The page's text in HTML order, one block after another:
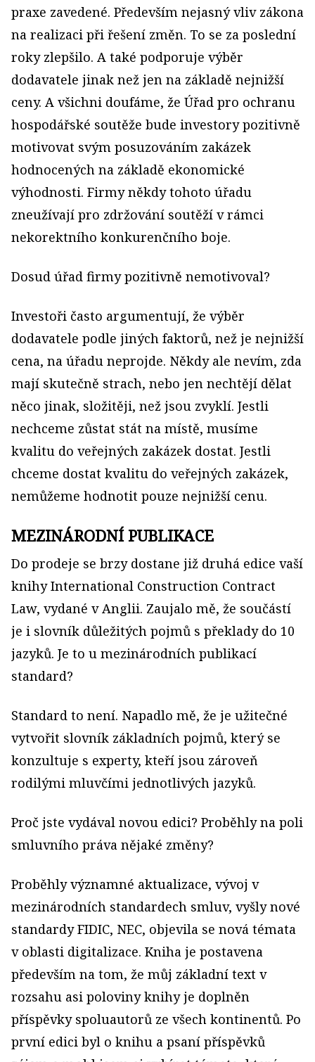
praxe zavedené. Především nejasný vliv zákona
na realizaci při řešení změn. To se za poslední
roky zlepšilo. A také podporuje výběr
dodavatele jinak než jen na základě nejnižší
ceny. A všichni doufáme, že Úřad pro ochranu
hospodářské soutěže bude investory pozitivně
motivovat svým posuzováním zakázek
hodnocených na základě ekonomické
výhodnosti. Firmy někdy tohoto úřadu
zneužívají pro zdržování soutěží v rámci
nekorektního konkurenčního boje.
Dosud úřad firmy pozitivně nemotivoval?
Investoři často argumentují, že výběr
dodavatele podle jiných faktorů, než je nejnižší
cena, na úřadu neprojde. Někdy ale nevím, zda
mají skutečně strach, nebo jen nechtějí dělat
něco jinak, složitěji, než jsou zvyklí. Jestli
nechceme zůstat stát na místě, musíme
kvalitu do veřejných zakázek dostat. Jestli
chceme dostat kvalitu do veřejných zakázek,
nemůžeme hodnotit pouze nejnižší cenu.
MEZINÁRODNÍ PUBLIKACE
Do prodeje se brzy dostane již druhá edice vaší
knihy International Construction Contract
Law, vydané v Anglii. Zaujalo mě, že součástí
je i slovník důležitých pojmů s překlady do 10
jazyků. Je to u mezinárodních publikací
standard?
Standard to není. Napadlo mě, že je užitečné
vytvořit slovník základních pojmů, který se
konzultuje s experty, kteří jsou zároveň
rodilými mluvčími jednotlivých jazyků.
Proč jste vydával novou edici? Proběhly na poli
smluvního práva nějaké změny?
Proběhly významné aktualizace, vývoj v
mezinárodních standardech smluv, vyšly nové
standardy FIDIC, NEC, objevila se nová témata
v oblasti digitalizace. Kniha je postavena
především na tom, že můj základní text v
rozsahu asi poloviny knihy je doplněn
příspěvky spoluautorů ze všech kontinentů. Po
první edici byl o knihu a psaní příspěvků